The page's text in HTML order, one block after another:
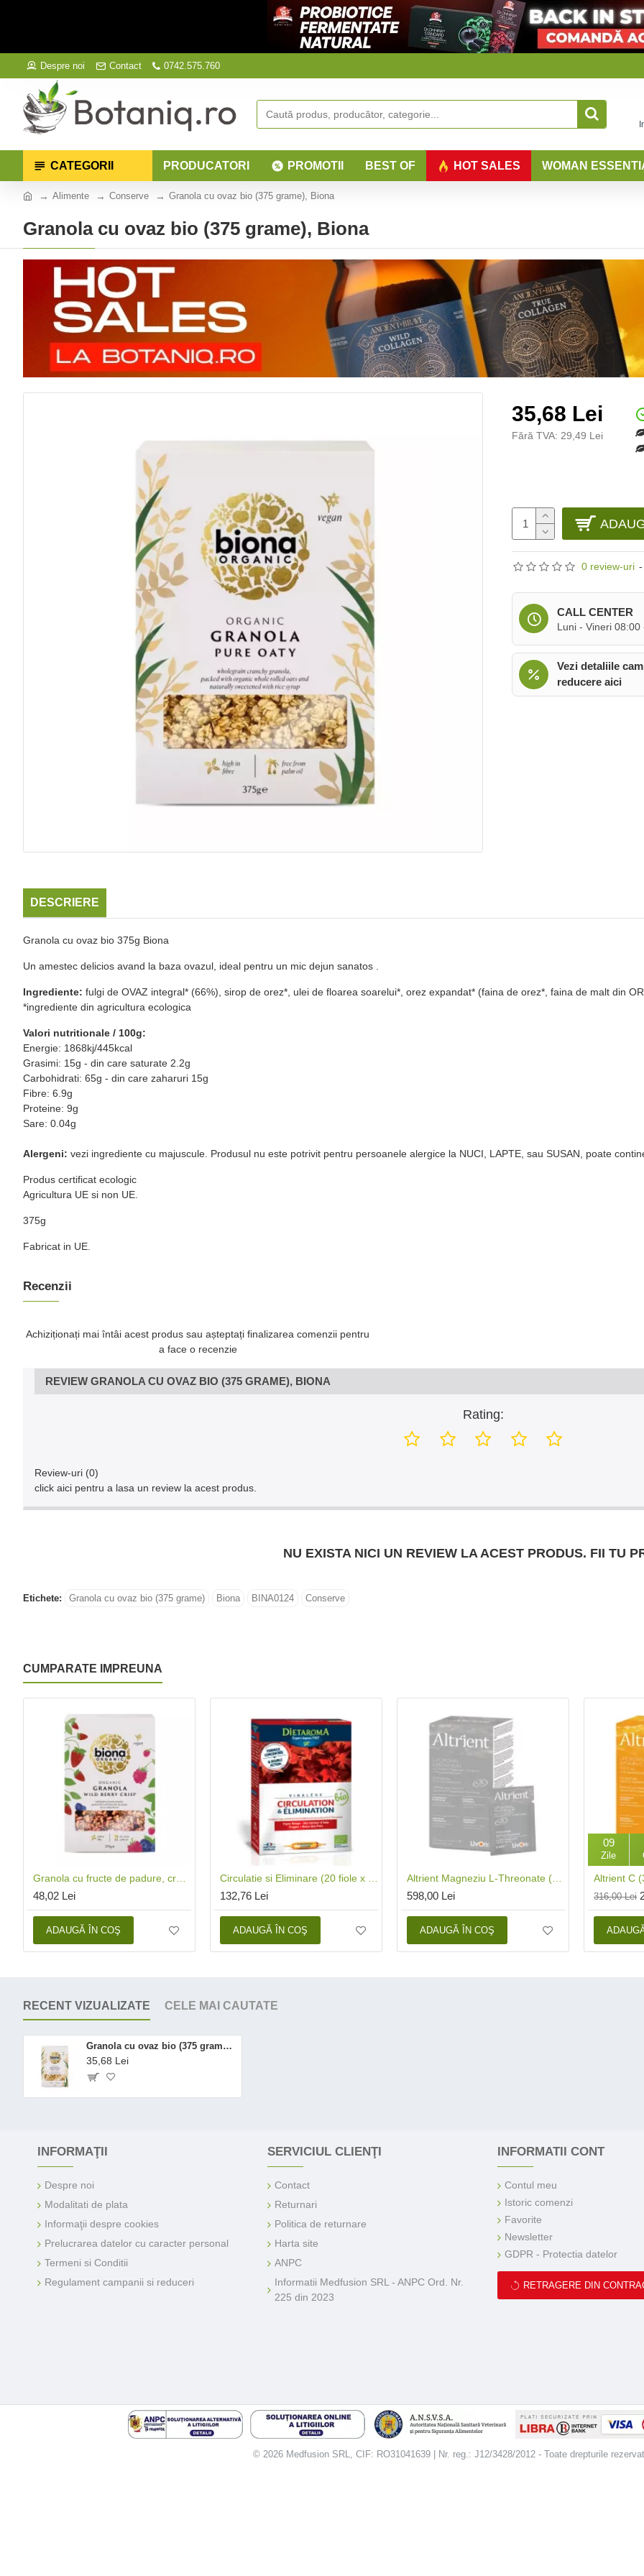
Despre noi Contact 0742.575.760
CATEGORII PRODUCATORI PROMOTII BEST OF HOT SALES WOMAN
Alimente Conserve Granola cu ovaz bio (375 grame), Biona
Granola cu ovaz bio (375 grame), Biona
0 review-uri -
35,68 Lei
Fără TVA: 29,49 Lei
CALL CENTER
Luni - Vineri 08:00
Vezi detaliile
reducere aici
DESCRIERE
Granola cu ovaz bio 375g Biona
Un amestec delicios avand la baza ovazul, ideal pentru un mic dejun sanatos .
Ingrediente: fulgi de OVAZ integral* (66%), sirop de orez*, ulei de floarea soarelui*, orez expandat* (faina de orez*, faina de malt din
*ingrediente din agricultura ecologica
Valori nutritionale / 100g:
Energie: 1868kj/445kcal
Grasimi: 15g - din care saturate 2.2g
Carbohidrati: 65g - din care zaharuri 15g
Fibre: 6.9g
Proteine: 9g
Sare: 0.04g
Alergeni: vezi ingrediente cu majuscule. Produsul nu este potrivit pentru persoanele alergice la NUCI, LAPTE, sau SUSAN, poate
Produs certificat ecologic
Agricultura UE si non UE.
375g
Fabricat in UE.
Recenzii
Achiziționați mai întâi acest produs sau așteptați finalizarea comenzii pentru
a face o recenzie
REVIEW GRANOLA CU OVAZ BIO (375 GRAME), BIONA
Rating:
Review-uri (0)
click aici pentru a lasa un review la acest produs.
NU EXISTA NICI UN REVIEW LA ACEST PRODUS. FII TU
Etichete: Granola cu ovaz bio (375 grame) Biona BINA0124 Conserve
CUMPARATE IMPREUNA
48,02 Lei
ADAUGĂ ÎN COŞ
132,76 Lei
ADAUGĂ ÎN COŞ
598,00 Lei
ADAUGĂ ÎN COŞ
09
Zile
316,00 Lei
RECENT VIZUALIZATE CELE MAI CAUTATE
Granola cu ovaz bio (375 grame), Biona
35,68 Lei
INFORMAŢII
Despre noi
Modalitati de plata
Informaţii despre cookies
Prelucrarea datelor cu caracter personal
Termeni si Conditii
Regulament campanii si reduceri
SERVICIUL CLIENŢI
Contact
Returnari
Politica de returnare
Harta site
ANPC
Informatii Medfusion SRL - ANPC Ord. Nr.
225 din 2023
INFORMATII CONT
Contul meu
Istoric comenzi
Favorite
Newsletter
GDPR - Protectia datelor
RETRAGERE DIN
© 2026 Medfusion SRL, CIF: RO31041639 | Nr. reg.: J12/3428/2012 - Toate drepturile